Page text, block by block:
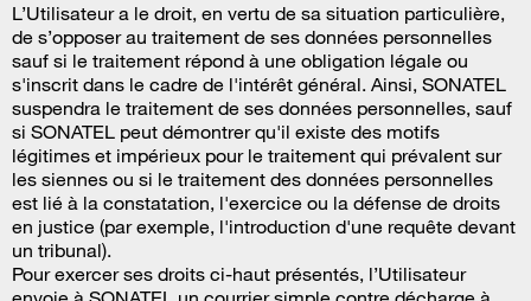
L’Utilisateur a le droit, en vertu de sa situation particulière,
de s’opposer au traitement de ses données personnelles
sauf si le traitement répond à une obligation légale ou
s'inscrit dans le cadre de l'intérêt général. Ainsi, SONATEL
suspendra le traitement de ses données personnelles, sauf
si SONATEL peut démontrer qu'il existe des motifs
légitimes et impérieux pour le traitement qui prévalent sur
les siennes ou si le traitement des données personnelles
est lié à la constatation, l'exercice ou la défense de droits
en justice (par exemple, l'introduction d'une requête devant
un tribunal).
Pour exercer ses droits ci-haut présentés, l’Utilisateur